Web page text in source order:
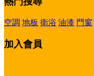
空調 地板 衛浴 油漆 門窗
加入會員